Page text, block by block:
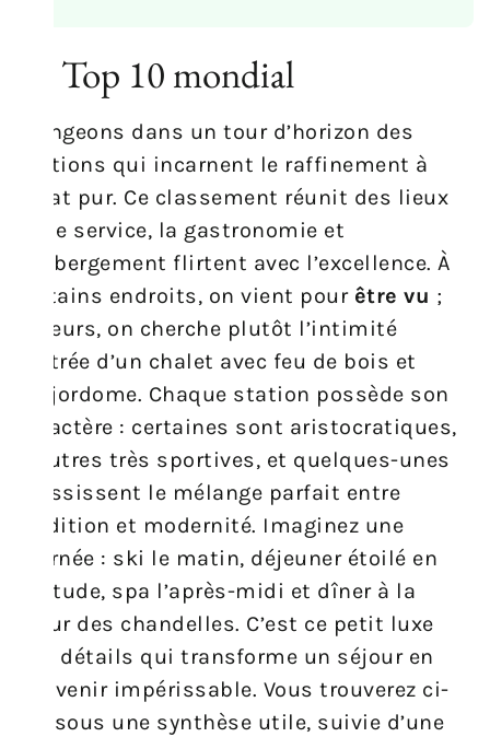
Le Top 10 mondial
Plongeons dans un tour d’horizon des
stations qui incarnent le raffinement à
l’état pur. Ce classement réunit des lieux
où le service, la gastronomie et
l’hébergement flirtent avec l’excellence. À
certains endroits, on vient pour être vu ;
ailleurs, on cherche plutôt l’intimité
feutrée d’un chalet avec feu de bois et
majordome. Chaque station possède son
caractère : certaines sont aristocratiques,
d’autres très sportives, et quelques-unes
réussissent le mélange parfait entre
tradition et modernité. Imaginez une
journée : ski le matin, déjeuner étoilé en
altitude, spa l’après-midi et dîner à la
lueur des chandelles. C’est ce petit luxe
des détails qui transforme un séjour en
souvenir impérissable. Vous trouverez ci-
dessous une synthèse utile, suivie d’une